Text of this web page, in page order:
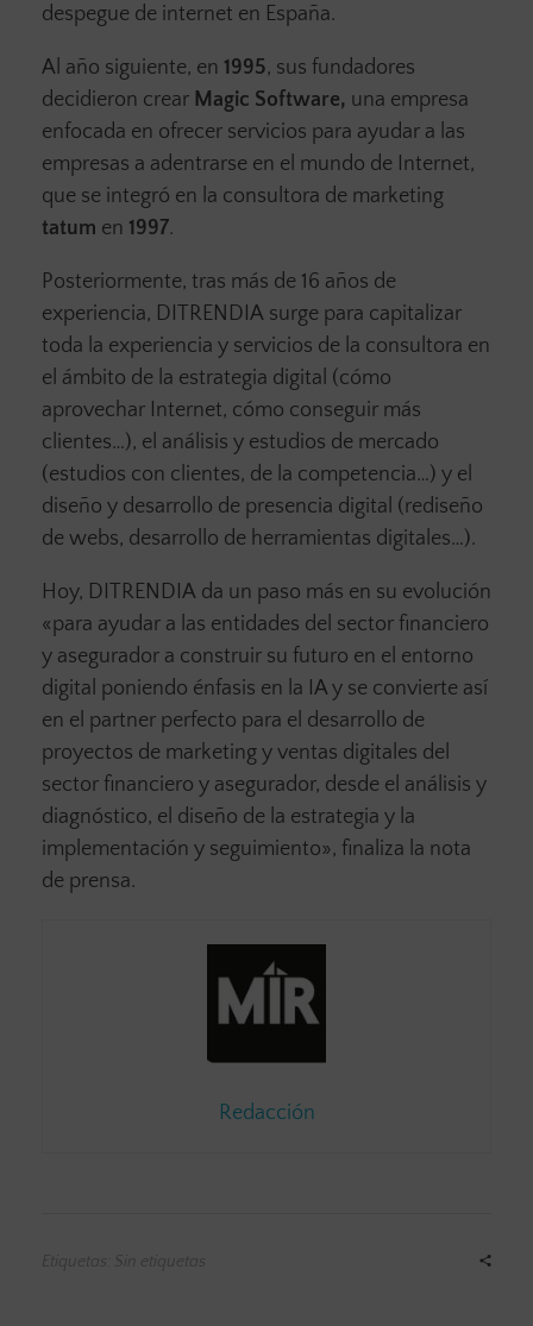
despegue de internet en España.
Al año siguiente, en 1995, sus fundadores
decidieron crear Magic Software, una empresa
enfocada en ofrecer servicios para ayudar a las
empresas a adentrarse en el mundo de Internet,
que se integró en la consultora de marketing
tatum en 1997.
Posteriormente, tras más de 16 años de
experiencia, DITRENDIA surge para capitalizar
toda la experiencia y servicios de la consultora en
el ámbito de la estrategia digital (cómo
aprovechar Internet, cómo conseguir más
clientes…), el análisis y estudios de mercado
(estudios con clientes, de la competencia…) y el
diseño y desarrollo de presencia digital (rediseño
de webs, desarrollo de herramientas digitales…).
Hoy, DITRENDIA da un paso más en su evolución
«para ayudar a las entidades del sector financiero
y asegurador a construir su futuro en el entorno
digital poniendo énfasis en la IA y se convierte así
en el partner perfecto para el desarrollo de
proyectos de marketing y ventas digitales del
sector financiero y asegurador, desde el análisis y
diagnóstico, el diseño de la estrategia y la
implementación y seguimiento», finaliza la nota
de prensa.
Redacción
Etiquetas: Sin etiquetas